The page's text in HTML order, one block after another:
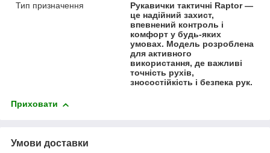
Тип призначення
Рукавички тактичні Raptor —
це надійний захист,
впевнений контроль і
комфорт у будь-яких
умовах. Модель розроблена
для активного
використання, де важливі
точність рухів,
зносостійкість і безпека рук.
Приховати
Умови доставки